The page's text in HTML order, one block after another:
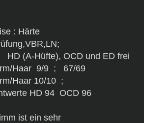
: Härte
OCD und ED frei
Haar 9/9 ; 67/69
Haar 10/10 ;
HD 94 OCD 96
ist ein sehr